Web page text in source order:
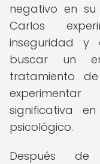
negativo en
Carlos
inseguridad y
buscar un
tratamiento
significativa
psicológico.
Después